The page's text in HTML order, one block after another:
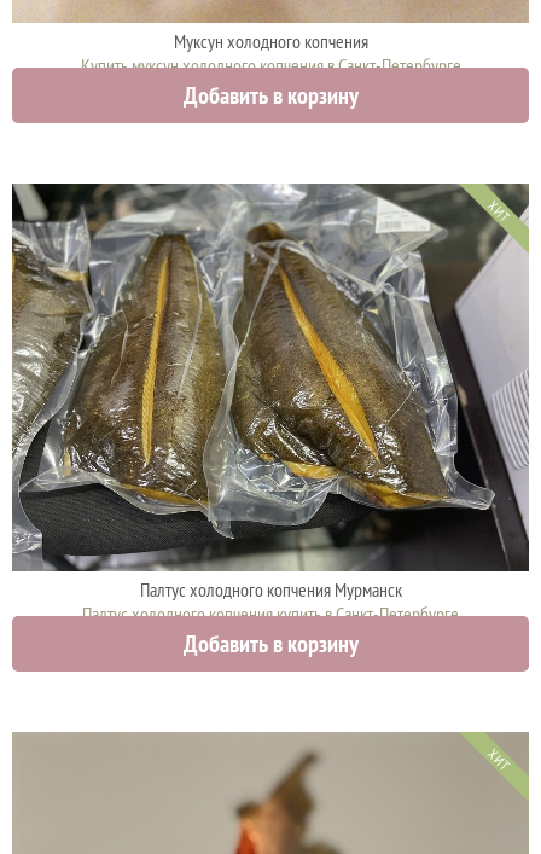
Муксун холодного копчения
Купить муксун холодного копчения в Санкт-Петербурге
2790 руб.
Добавить в корзину
ХИТ
Палтус холодного копчения Мурманск
Палтус холодного копчения купить в Санкт-Петербурге
2962 руб.
Добавить в корзину
ХИТ